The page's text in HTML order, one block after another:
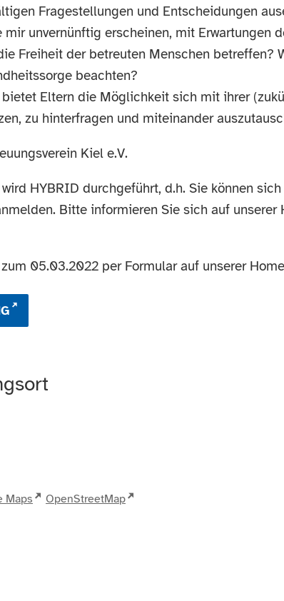
Fragestellungen und Entscheidungen
mir unvernünftig erscheinen, mit Erwartungen
Freiheit der betreuten Menschen betreffen?
beachten?
Eltern die Möglichkeit sich mit ihrer
zu hinterfragen und miteinander
Kiel e.V.
HYBRID durchgeführt, d.h. Sie können
Bitte informieren Sie sich auf
05.03.2022 per Formular auf unserer
Maps OpenStreetMap